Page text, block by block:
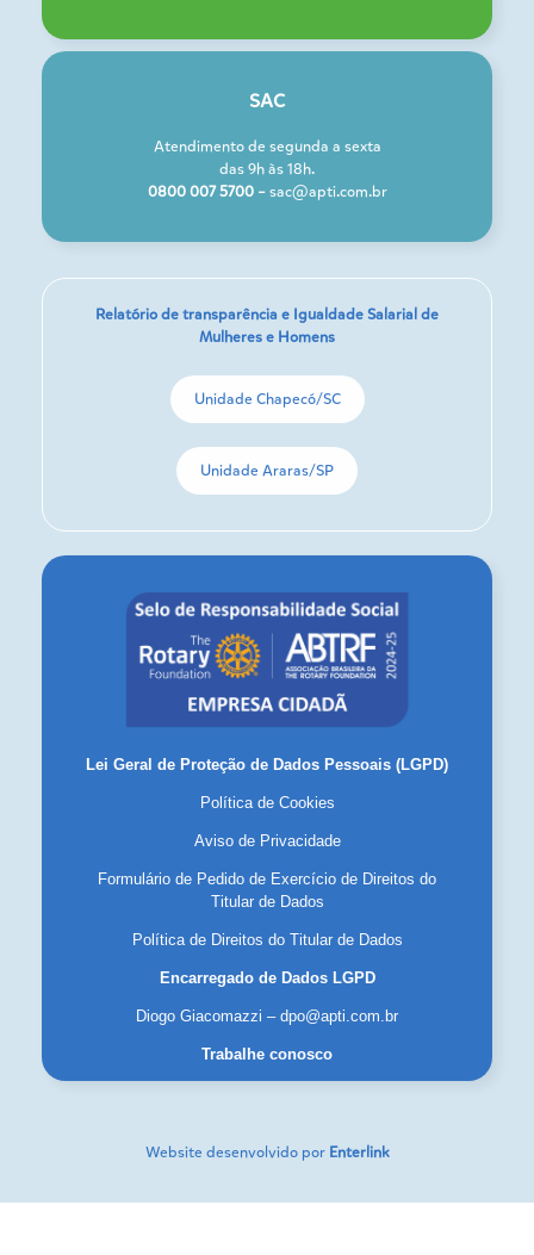
SAC
Atendimento de segunda a sexta
das 9h às 18h.
0800 007 5700 –sac@apti.com.br
Relatório de transparência e Igualdade Salarial de
Mulheres e Homens
Unidade Chapecó/SC
Unidade Araras/SP
Lei Geral de Proteção de Dados Pessoais (LGPD)
Política de Cookies
Aviso de Privacidade
Formulário de Pedido de Exercício de Direitos do
Titular de Dados
Política de Direitos do Titular de Dados
Encarregado de Dados LGPD
Diogo Giacomazzi – dpo@apti.com.br
Trabalhe conosco
Website desenvolvido por Enterlink